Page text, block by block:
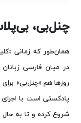
چنل‌بی،
همان‌طور که زمانی
در میان فارسی
روزها هم «چنل‌بی»
شروع کرده و تا به حال ۵۹ قسمت از آن منتشر شده. ایده‌ی